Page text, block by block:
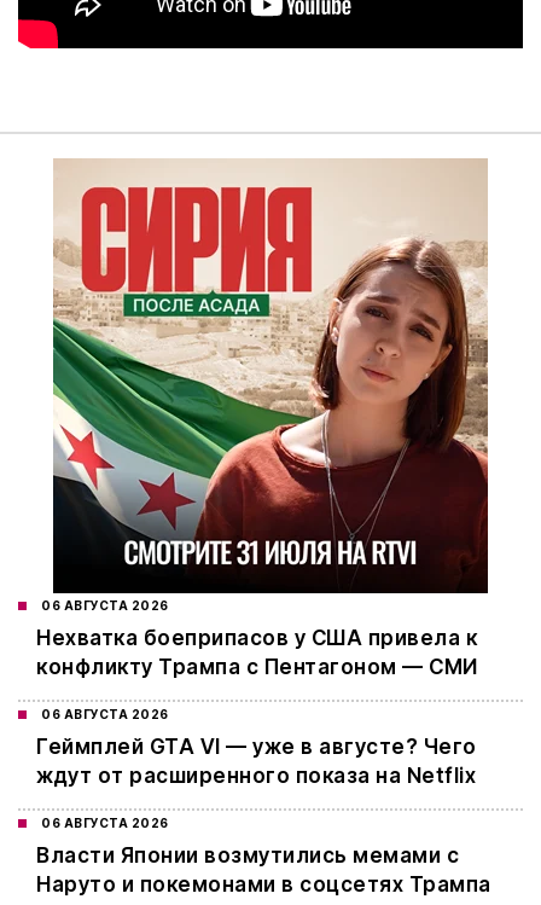
06 АВГУСТА 2026
Нехватка боеприпасов у США привела к
конфликту Трампа с Пентагоном — СМИ
06 АВГУСТА 2026
Геймплей GTA VI — уже в августе? Чего
ждут от расширенного показа на Netflix
06 АВГУСТА 2026
Власти Японии возмутились мемами с
Наруто и покемонами в соцсетях Трампа